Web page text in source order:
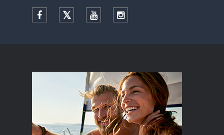
Facebook TwitterYouTubeInstagram